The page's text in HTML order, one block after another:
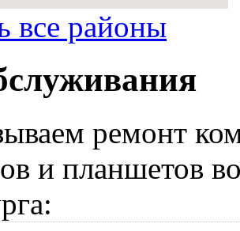
все районы
ремонт
и планшетов